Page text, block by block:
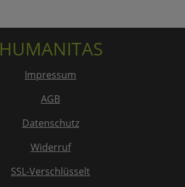
HUMANITAS
Impressum
AGB
Datenschutz
Widerruf
SSL-Verschlüsselt